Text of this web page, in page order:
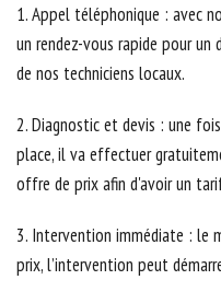
1. Appel téléphonique : avec
un rendez-vous rapide pour un
de nos techniciens locaux.
2. Diagnostic et devis : une
place, il va effectuer
offre de prix afin d'avoir un
3. Intervention immédiate : le
prix, l’intervention peut